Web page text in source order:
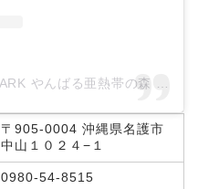
〒905-0004 沖縄県名護市
中山１０２４−１
0980-54-8515